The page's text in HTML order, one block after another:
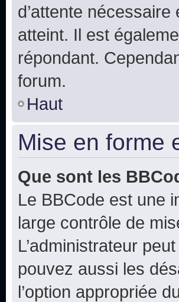
d’attente
atteint. Il est
répondant.
forum.
Haut
Mise en forme
Que sont les
Le BBCode est une
large contrôle de
L’administrateur
pouvez aussi les
l’option appropriée